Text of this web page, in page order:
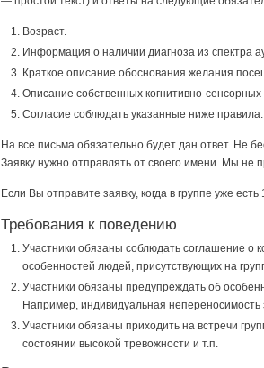
Возраст.
Информация о наличии диагноза из спектра
Краткое описание обоснования желания
Описание собственных когнитивно-
Согласие соблюдать указанные ниже правила.
На все письма обязательно будет дан ответ. Не
Заявку нужно отправлять от своего имени. Мы не
Если Вы отправите заявку, когда в группе уже
Требования к поведению
Участники обязаны соблюдать соглашение
особенностей людей, присутствующих на
Участники обязаны предупреждать об
Например, индивидуальная непереносимость
Участники обязаны приходить на встречи
состоянии высокой тревожности и т.п.